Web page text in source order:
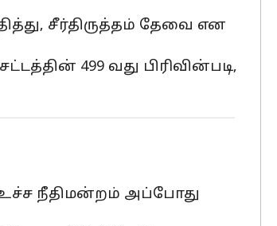
சீர்திருத்தம் தேவை என
499 வது பிரிவின்படி,
உச்ச நீதிமன்றம் அப்போது